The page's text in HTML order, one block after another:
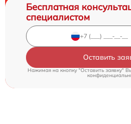
Бесплатная
специалистом
Оставить
Нажимая на кнопку "Оставить заявку"